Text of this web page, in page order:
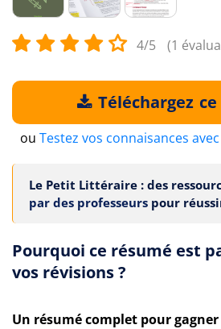
4/5 (1
Téléchargez
ou Testez vos connaisances
Le Petit Littéraire : des
par des professeurs pour
Pourquoi ce résumé est
vos révisions ?
Un résumé complet pour